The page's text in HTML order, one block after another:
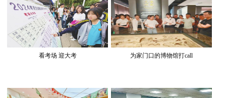
看考场 迎大考 为家门口的博物馆打call